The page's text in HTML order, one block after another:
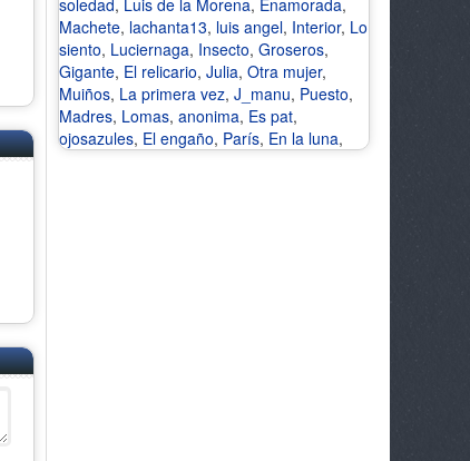
soledad, Luis de la Morena, Enamorada,
Machete, lachanta13, luis angel, Interior, Lo
siento, Luciernaga, Insecto, Groseros,
Gigante, El relicario, Julia, Otra mujer,
Muiños, La primera vez, J_manu, Puesto,
Madres, Lomas, anonima, Es pat,
ojosazules, El engaño, París, En la luna,